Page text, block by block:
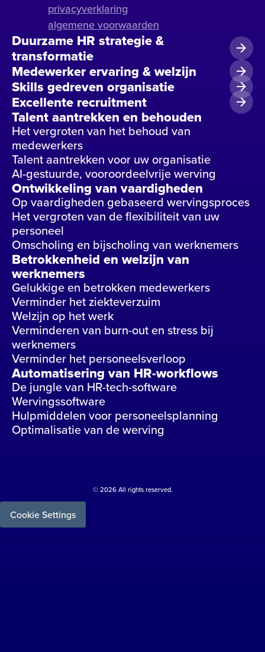
privacyverklaring
algemene voorwaarden
Duurzame HR strategie &
transformatie
Medewerker ervaring & welzijn
Skills gedreven organisatie
Excellente recruitment
Talent aantrekken en behouden
Het vergroten van het behoud van
medewerkers
Talent aantrekken voor uw organisatie
AI-gestuurde, vooroordeelvrije werving
Ontwikkeling van vaardigheden
Op vaardigheden gebaseerd wervingsproces
Het vergroten van de flexibiliteit van uw
personeel
Omscholing en bijscholing van werknemers
Betrokkenheid en welzijn van
werknemers
Gelukkige en betrokken medewerkers
Verminder het ziekteverzuim
Welzijn op het werk
Verminderen van burn-out en stress bij
werknemers
Verminder het personeelsverloop
Automatisering van HR-workflows
De jungle van HR-tech-software
Wervingssoftware
Hulpmiddelen voor personeelsplanning
Optimalisatie van de werving
© 2026 All rights reserved.
Cookie Settings